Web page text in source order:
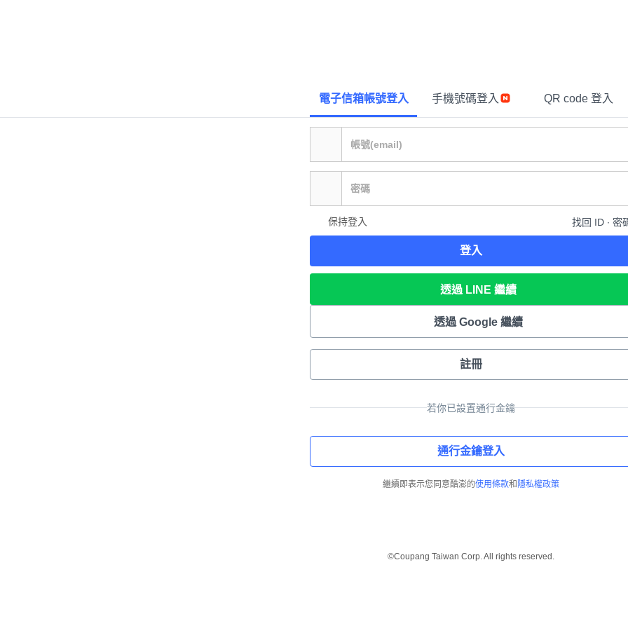
電子信箱帳號登入 手機號碼登入 QR code 登入
保持登入 找回 ID ∙ 密
登入
透過 LINE 繼續
透過 Google 繼續
註冊
若你已設置通行金鑰
通行金鑰登入
繼續即表示您同意酷澎的使用條款和 隱私權政策
©Coupang Taiwan Corp. All rights reserved.